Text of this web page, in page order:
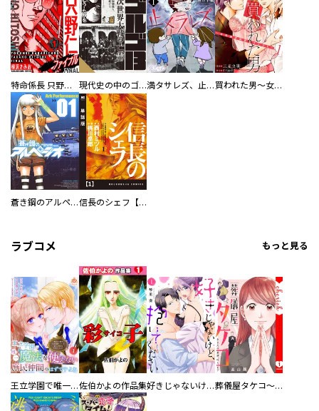
特命係長 只野仁ファイナル 愛蔵版 現代史の中のゴルゴ13 満タサレズ、止メラレズ 買われた男～女性限定快感セラピスト～【描き下ろしおまけ付き特装版】
蒼き鋼のアルペジオ 信長のシェフ【単話版】
ラブコメ もっと見る
王立学園で唯一魔法が使えない庶民仲間のはずですよね～実は王子様で私を溺愛しているなんて告白はやめてください～佐伯かよの作品集 好きじゃないけど、抱いてください【電子単行本版／特典おまけ付き】 葬儀屋タケコ～あなたの最期、叶えます【電子単行本版】